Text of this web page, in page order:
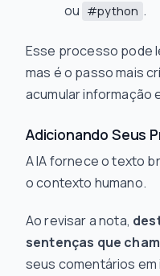
ou #python .
Esse processo pode
mas é o passo mais
acumular informação
Adicionando Seus
A IA fornece o texto
o contexto humano.
Ao revisar a nota,
sentenças que
seus comentários